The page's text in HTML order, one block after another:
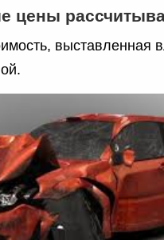
цены
выставленная